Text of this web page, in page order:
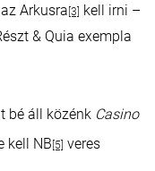
Arkusra[3] kell irni –
& Quia exempla
bé áll közénk Casino
kell NB [5] veres